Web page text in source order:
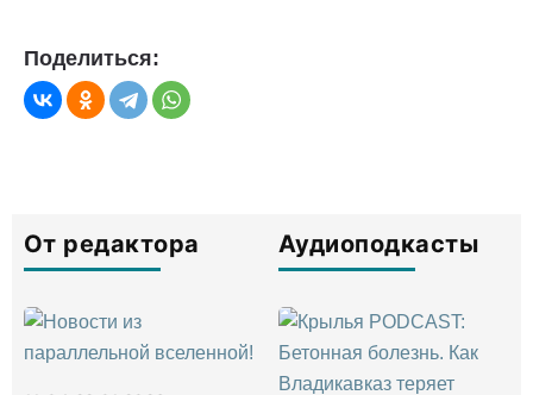
Поделиться:
От редактора Аудиоподкасты